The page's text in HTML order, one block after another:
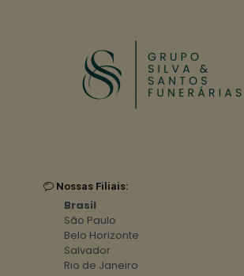
Nossas Filiais:
Brasil
São Paulo
Belo Horizonte
Salvador
Rio de Janeiro